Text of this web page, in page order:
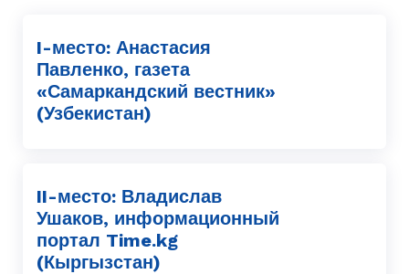
I-место: Анастасия
Павленко, газета
«Самаркандский вестник»
(Узбекистан)
II-место: Владислав
Ушаков, информационный
портал Time.kg
(Кыргызстан)